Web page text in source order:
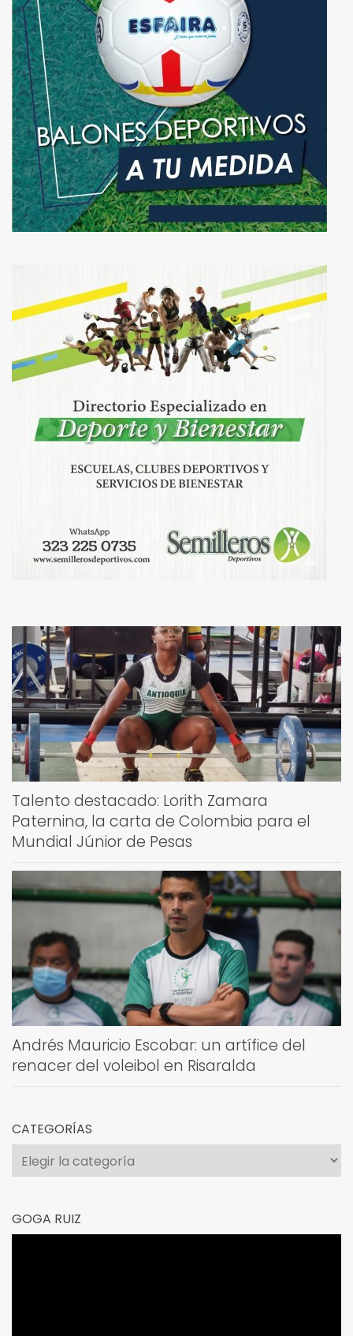
Talento destacado: Lorith Zamara
Paternina, la carta de Colombia para el
Mundial Júnior de Pesas
Andrés Mauricio Escobar: un artífice del
renacer del voleibol en Risaralda
CATEGORÍAS
Categorías
GOGA RUIZ